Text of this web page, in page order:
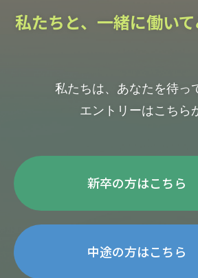
私たちと、一緒に働い
私たちは、あなたを待っ
エントリーはこちら
新卒の方はこちら
中途の方はこちら